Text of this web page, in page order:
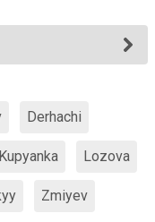
Derhachi
Kupyanka Lozova
Zmiyev